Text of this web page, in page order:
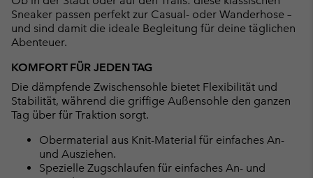
Sneaker passen perfekt zur Casual- oder Wanderhose –
und sind damit die ideale Begleitung für deine täglichen
Abenteuer.
KOMFORT FÜR JEDEN TAG
Die dämpfende Zwischensohle bietet Flexibilität und
Stabilität, während die griffige Außensohle den ganzen
Tag über für Traktion sorgt.
Obermaterial aus Knit-Material für einfaches An-
und Ausziehen.
Spezielle Zugschlaufen für einfaches An- und